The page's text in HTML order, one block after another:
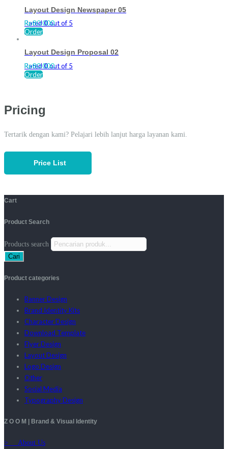
Layout Design Newspaper 05
Rated0out of 5
Rp80.000
Order
Layout Design Proposal 02
Rated0out of 5
Rp80.000
Order
Pricing
Tertarik dengan kami? Pelajari lebih lanjut harga layanan kami.
Price List
Cart
Product Search
Products search
Cari
Product categories
Banner Design
Brand Identity Kits
Character Design
Download Template
Flyer Design
Layout Design
Logo Design
Other
Social Media
Typography Design
Z O O M | Brand & Visual Identity
> About Us